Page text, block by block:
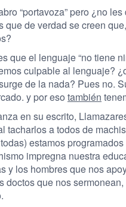
“portavoza” pero ¿no
que de verdad se creen
que el lenguaje “no tiene
culpable al lenguaje?
de la nada? Pues no.
y por eso también
en su escrito,
tacharlos a todos de
estamos
impregna nuestra
y los hombres que nos
doctos que nos